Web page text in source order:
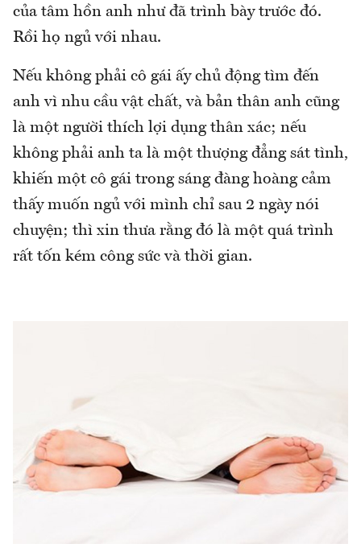
của tâm hồn anh như đã trình bày trước đó.
Rồi họ ngủ với nhau.
Nếu không phải cô gái ấy chủ động tìm đến
anh vì nhu cầu vật chất, và bản thân anh cũng
là một người thích lợi dụng thân xác; nếu
không phải anh ta là một thượng đẳng sát tình,
khiến một cô gái trong sáng đàng hoàng cảm
thấy muốn ngủ với mình chỉ sau 2 ngày nói
chuyện; thì xin thưa rằng đó là một quá trình
rất tốn kém công sức và thời gian.